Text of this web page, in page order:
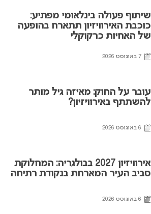
שיתוף פעולה בינלאומי מפתיע:
כוכבת האירוויזיון תתארח בהופעה
של האחיות כרקוקלי
7 באוגוסט 2026
עובר על החוק: מאיזה גיל מותר
להשתתף באירוויזיון?
6 באוגוסט 2026
אירוויזיון 2027 בבולגריה: המחלוקת
סביב העיר המארחת בנקודת רתיחה
6 באוגוסט 2026